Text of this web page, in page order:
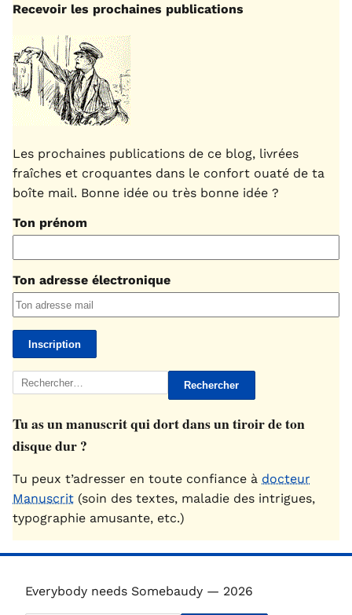
Recevoir les prochaines publications
Les prochaines publications de ce blog, livrées
fraîches et croquantes dans le confort ouaté de ta
boîte mail. Bonne idée ou très bonne idée ?
Ton prénom
Ton adresse électronique
Rechercher :
Tu as un manuscrit qui dort dans un tiroir de ton
disque dur ?
Tu peux t’adresser en toute confiance à docteur
Manuscrit (soin des textes, maladie des intrigues,
typographie amusante, etc.)
Everybody needs Somebaudy — 2026